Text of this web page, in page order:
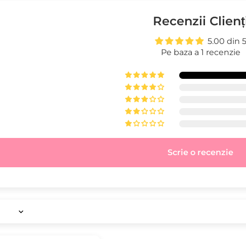
Recenzii
5.00 din 5
Pe baza a 1 recenzie
Scrie o recenzie